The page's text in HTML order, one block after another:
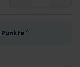
Punkte 4